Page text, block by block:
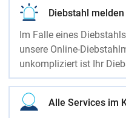
Diebstahl melden
Im Falle eines
unsere Online-
unkompliziert ist Ihr
Alle Services im